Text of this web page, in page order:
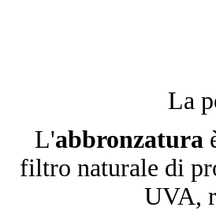
La
L'abbronzatura
filtro naturale di
UVA,